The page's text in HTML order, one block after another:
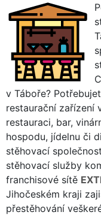
v Táboře?
restaurační zařízení
restauraci, bar,
hospodu, jídelnu či
stěhovací
stěhovací služby
franchisové sítě
Jihočeském kraji
přestěhování